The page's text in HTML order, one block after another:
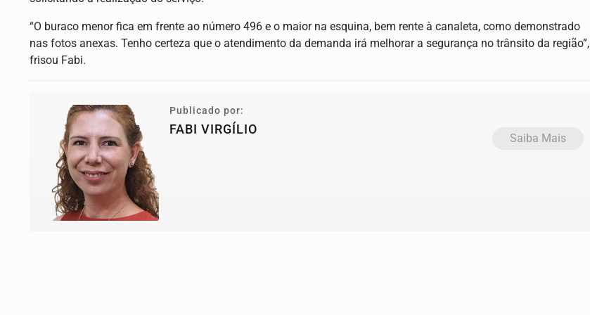
“O buraco menor fica em frente ao número 496 e o maior na esquina, bem rente à canaleta, como demonstrado
nas fotos anexas. Tenho certeza que o atendimento da demanda irá melhorar a segurança no trânsito da região”,
frisou Fabi.
Publicado por:
FABI VIRGÍLIO
Saiba Mais